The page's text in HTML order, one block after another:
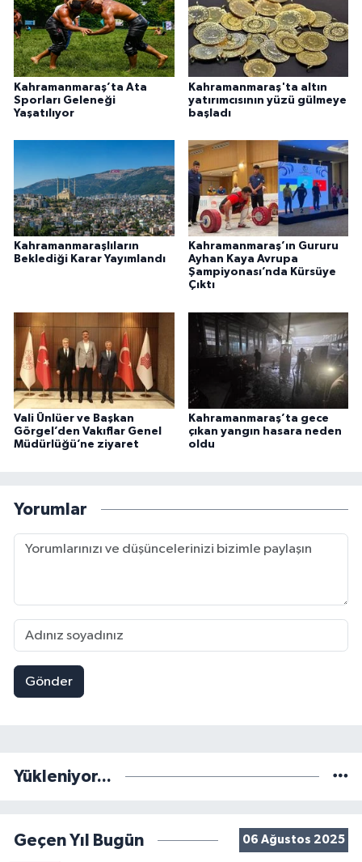
Kahramanmaraş’ta Ata
Sporları Geleneği
Yaşatılıyor
Kahramanmaraş'ta altın
yatırımcısının yüzü gülmeye
başladı
Kahramanmaraşlıların
Beklediği Karar Yayımlandı
Kahramanmaraş’ın Gururu
Ayhan Kaya Avrupa
Şampiyonası’nda Kürsüye
Çıktı
Vali Ünlüer ve Başkan
Görgel’den Vakıflar Genel
Müdürlüğü’ne ziyaret
Kahramanmaraş’ta gece
çıkan yangın hasara neden
oldu
Yorumlar
Gönder
Yükleniyor...
Geçen Yıl Bugün 06 Ağustos 2025